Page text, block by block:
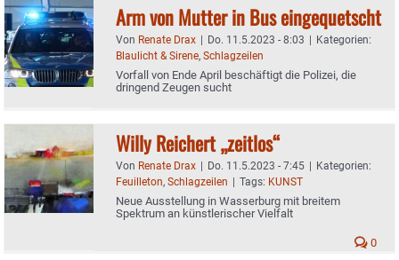
Arm von Mutter in Bus eingequetscht
Von Renate Drax | Do. 11.5.2023 - 8:03 | Kategorien:
Blaulicht & Sirene, Schlagzeilen
Vorfall von Ende April beschäftigt die Polizei, die
dringend Zeugen sucht
Willy Reichert „zeitlos“
Von Renate Drax | Do. 11.5.2023 - 7:45 | Kategorien:
Feuilleton, Schlagzeilen | Tags: KUNST
Neue Ausstellung in Wasserburg mit breitem
Spektrum an künstlerischer Vielfalt
0